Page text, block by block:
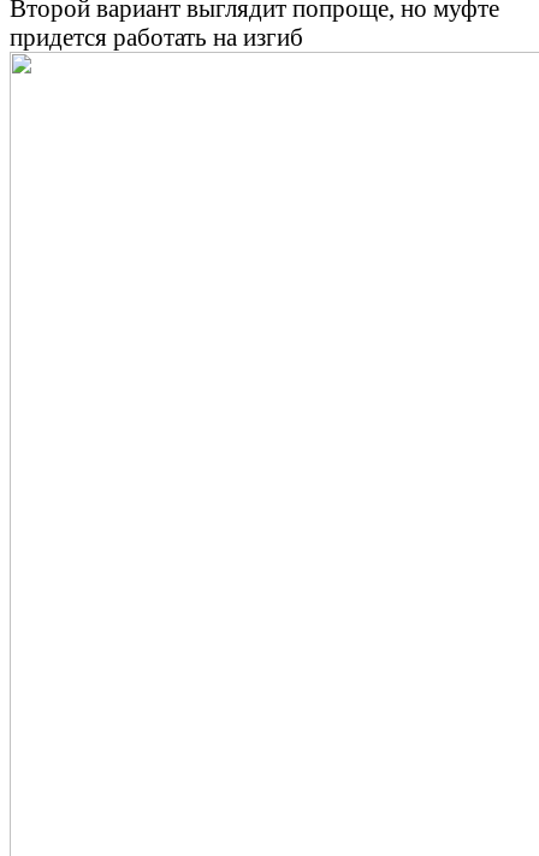
Второй вариант выглядит попроще, но муфте
придется работать на изгиб